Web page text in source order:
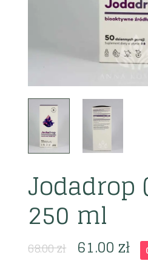
Jodadrop
250 ml
68.00zł 61.00zł